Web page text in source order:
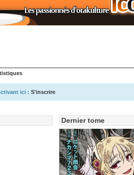
ici : S'inscrire
Dernier tome